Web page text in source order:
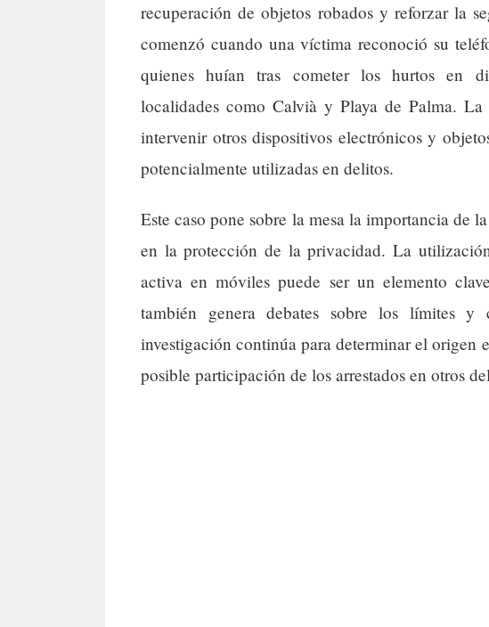
recuperación de objetos robados y reforzar la
comenzó cuando una víctima reconoció su
quienes huían tras cometer los hurtos en
localidades como Calvià y Playa de Palma.
intervenir otros dispositivos electrónicos y
potencialmente utilizadas en delitos.
Este caso pone sobre la mesa la importancia de
en la protección de la privacidad. La
activa en móviles puede ser un elemento
también genera debates sobre los límites y
investigación continúa para determinar el origen
posible participación de los arrestados en otros